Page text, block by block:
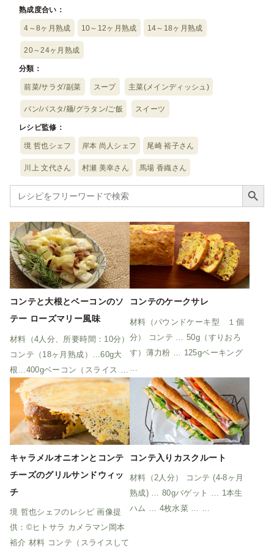
熟成度合い：
4～8ヶ月熟成 10～12ヶ月熟成 14～18ヶ月熟成
20～24ヶ月熟成
分類：
前菜/サラダ/副菜 スープ 主菜(メインディッシュ)
パン/パスタ/麺/グラタン/ご飯 スイーツ
レシピ監修：
境 哲也シェフ 岸本 尚人シェフ 尾崎 裕子さん
川上 文代さん 村瀬 美幸さん 馬場 香織さん
Search
for:
Search Button
コンテと大根とベーコンのソ
テー ローズマリー風味
材料（4人分、所要時間：10分）
コンテ（18ヶ月熟成）…60g大
根…400gベーコン（スライス …
コンテのケークサレ
材料（パウンドケーキ型 １個
分） コンテ … 50g（すりおろ
す）薄力粉 … 125gベーキング
キャラメルオニオンとコンテ
チーズのグリルサンドウィッ
チ
境 哲也シェフのレシピ 画像提
供：©ヒトサラ カメラマン岡本
裕介 材料 コンテ（スライスして
コンテ入りカスクルート
材料（2人分） コンテ (4-8ヶ月
熟成) … 80gバゲット … 1本生
ハム … 4枚水菜 … …